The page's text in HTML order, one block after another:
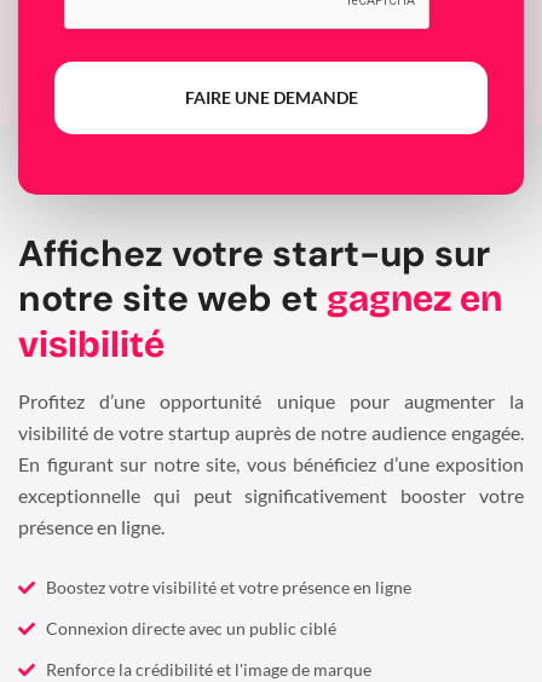
FAIRE UNE DEMANDE
Affichez votre start-up sur
notre site web et gagnez en
visibilité
Profitez d’une opportunité unique pour augmenter la
visibilité de votre startup auprès de notre audience engagée.
En figurant sur notre site, vous bénéficiez d’une exposition
exceptionnelle qui peut significativement booster votre
présence en ligne.
Boostez votre visibilité et votre présence en ligne
Connexion directe avec un public ciblé
Renforce la crédibilité et l'image de marque